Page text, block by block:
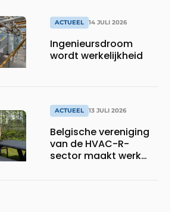
ACTUEEL 14 JULI 2026
Ingenieursdroom
wordt werkelijkheid
ACTUEEL 13 JULI 2026
Belgische vereniging
van de HVAC-R-
sector maakt werk